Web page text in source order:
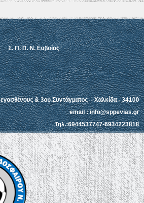
Σ. Π. Π. Ν. Ευβοίας
& 3ου Συντάγματος - Χαλκίδα - 34100
email : info@sppevias.gr
Τηλ.:6944537747-6934223818